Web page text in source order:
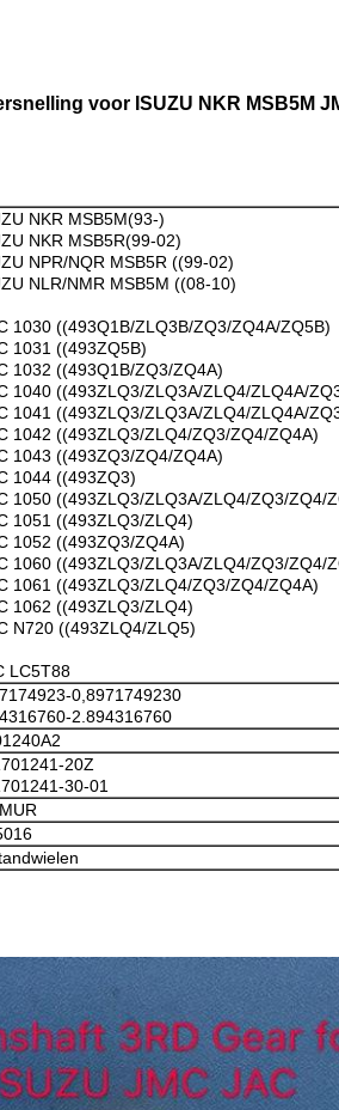
voor ISUZU NKR MSB5M
NKR MSB5M(93-)
NKR MSB5R(99-02)
NPR/NQR MSB5R ((99-02)
NLR/NMR MSB5M ((08-10)
1030 ((493Q1B/ZLQ3B/ZQ3/ZQ4A/ZQ5B)
1031 ((493ZQ5B)
1032 ((493Q1B/ZQ3/ZQ4A)
1040 ((493ZLQ3/ZLQ3A/ZLQ4/ZLQ4A/
1041 ((493ZLQ3/ZLQ3A/ZLQ4/ZLQ4A/
1042 ((493ZLQ3/ZLQ4/ZQ3/ZQ4/ZQ4A)
1043 ((493ZQ3/ZQ4/ZQ4A)
1044 ((493ZQ3)
1050 ((493ZLQ3/ZLQ3A/ZLQ4/ZQ3/ZQ4/
1051 ((493ZLQ3/ZLQ4)
1052 ((493ZQ3/ZQ4A)
1060 ((493ZLQ3/ZLQ3A/ZLQ4/ZQ3/ZQ4/
1061 ((493ZLQ3/ZLQ4/ZQ3/ZQ4/ZQ4A)
1062 ((493ZLQ3/ZLQ4)
N720 ((493ZLQ4/ZLQ5)
LC5T88
0,8971749230
2.894316760
20Z
30-01